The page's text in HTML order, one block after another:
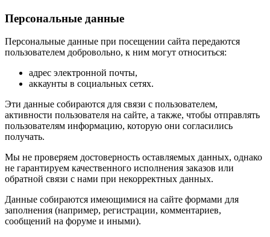
Персональные данные
Персональные данные при посещении сайта передаются
пользователем добровольно, к ним могут относиться:
адрес электронной почты,
аккаунты в социальных сетях.
Эти данные собираются для связи с пользователем,
активности пользователя на сайте, а также, чтобы отправлять
пользователям информацию, которую они согласились
получать.
Мы не проверяем достоверность оставляемых данных, однако
не гарантируем качественного исполнения заказов или
обратной связи с нами при некорректных данных.
Данные собираются имеющимися на сайте формами для
заполнения (например, регистрации, комментариев,
сообщений на форуме и иными).